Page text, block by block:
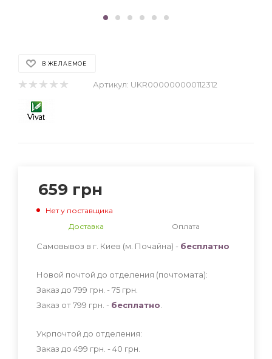
В ЖЕЛАЕМОЕ
Артикул: UKR000000000112312
659 грн
Нет у поставщика
Доставка
Оплата
Самовывоз в г. Киев (м. Почайна) - бесплатно
Новой почтой до отделения (почтомата):
Заказ до 799 грн. - 75 грн
Заказ от 799 грн. - бесплатно
Укрпочтой до отделения:
Заказ до 499 грн. - 40 грн